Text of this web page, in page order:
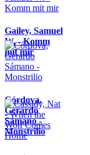
Gailey, Samuel
W. - Komm
mit mir
Córdova,
Gerardo
Sámano -
Monstrilio